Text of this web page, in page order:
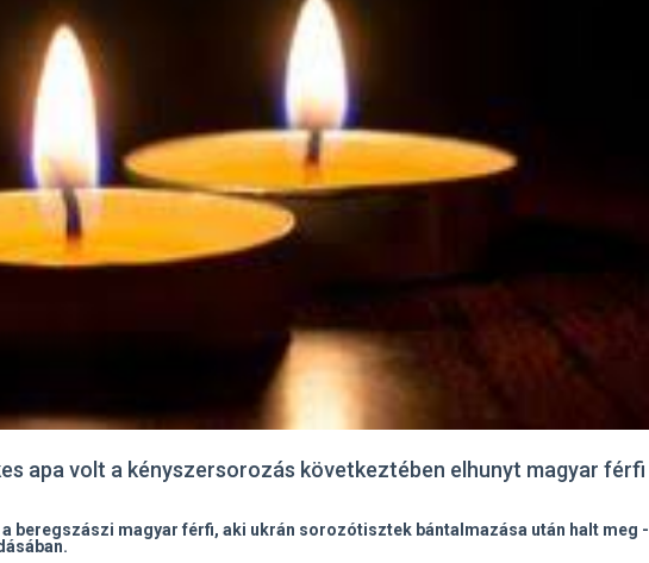
apa volt a kényszersorozás következtében elhunyt magyar férfi
beregszászi magyar férfi, aki ukrán sorozótisztek bántalmazása után halt meg -